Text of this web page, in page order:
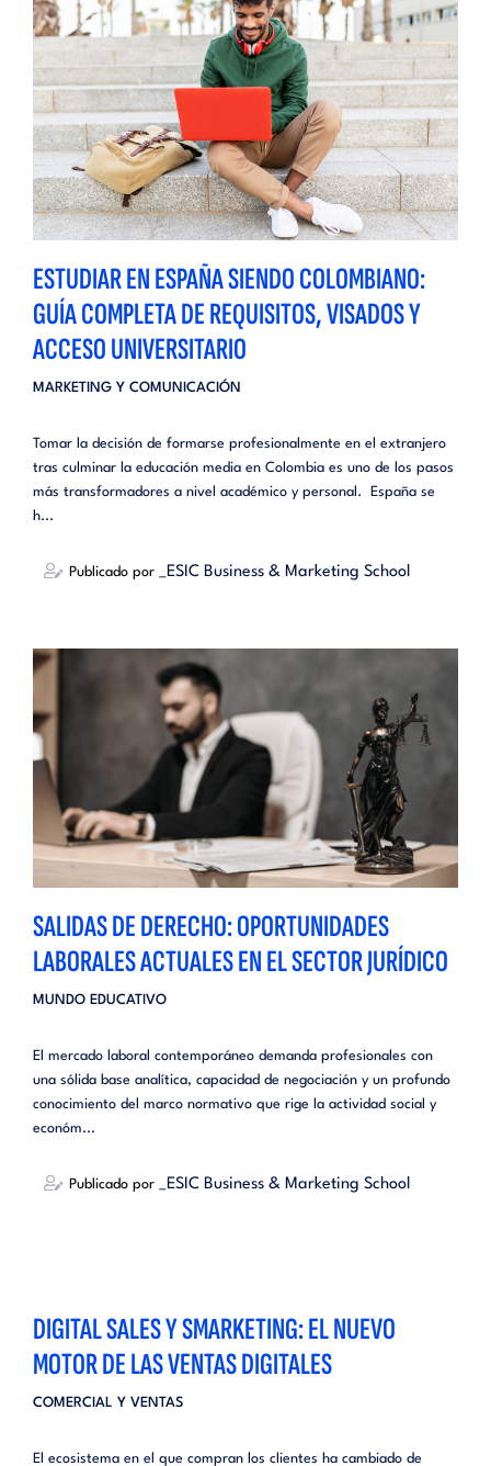
ESTUDIAR EN ESPAÑA SIENDO COLOMBIANO:
GUÍA COMPLETA DE REQUISITOS, VISADOS Y
ACCESO UNIVERSITARIO
MARKETING Y COMUNICACIÓN
Tomar la decisión de formarse profesionalmente en el extranjero
tras culminar la educación media en Colombia es uno de los pasos
más transformadores a nivel académico y personal. España se
h...
Publicado por _ESIC Business & Marketing School
SALIDAS DE DERECHO: OPORTUNIDADES
LABORALES ACTUALES EN EL SECTOR JURÍDICO
MUNDO EDUCATIVO
El mercado laboral contemporáneo demanda profesionales con
una sólida base analítica, capacidad de negociación y un profundo
conocimiento del marco normativo que rige la actividad social y
económ...
Publicado por _ESIC Business & Marketing School
DIGITAL SALES Y SMARKETING: EL NUEVO
MOTOR DE LAS VENTAS DIGITALES
COMERCIAL Y VENTAS
El ecosistema en el que compran los clientes ha cambiado de